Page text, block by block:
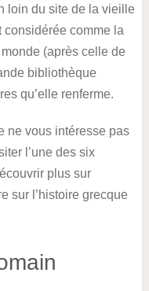
loin du site de la vieille
comme la
(après celle de
bibliothèque
qu’elle renferme.
ne vous intéresse pas
l’une des six
plus sur
sur l’histoire grecque